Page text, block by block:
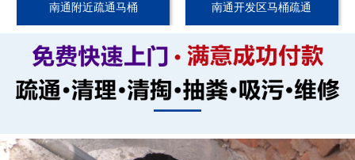
南通附近疏通马桶 南通开发区马桶疏通